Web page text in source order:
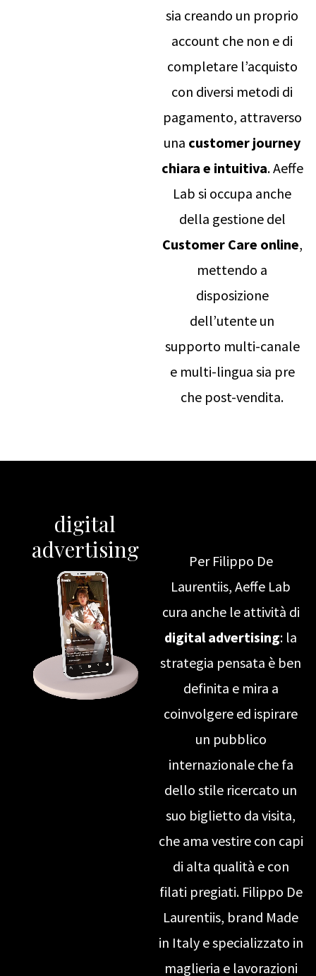
sia creando un proprio
account che non e di
completare l’acquisto
con diversi metodi di
pagamento, attraverso
una customer journey
chiara e intuitiva.Aeffe
Lab si occupa anche
della gestione del
Customer Care online,
mettendo a
disposizione
dell’utente un
supporto multi-canale
e multi-lingua sia pre
che post-vendita.
digital
advertising
Per Filippo De
Laurentiis, Aeffe Lab
cura anche le attività di
digital advertising: la
strategia pensata è ben
definita e mira a
coinvolgere ed ispirare
un pubblico
internazionale che fa
dello stile ricercato un
suo biglietto da visita,
che ama vestire con capi
di alta qualità e con
filati pregiati. Filippo De
Laurentiis, brand Made
in Italy e specializzato in
maglieria e lavorazioni